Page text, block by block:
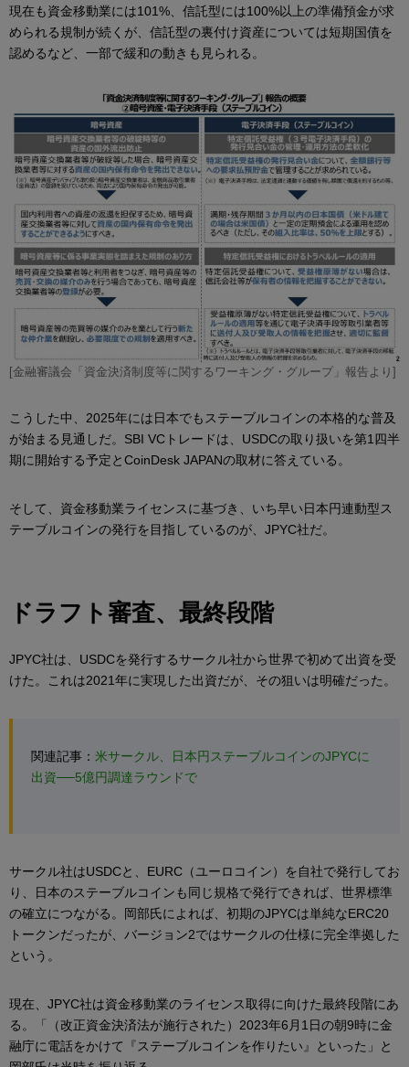
現在も資金移動業には101%、信託型には100%以上の準備預金が求
められる規制が続くが、信託型の裏付け資産については短期国債を
認めるなど、一部で緩和の動きも見られる。
[金融審議会「資金決済制度等に関するワーキング・グループ」報告より]
こうした中、2025年には日本でもステーブルコインの本格的な普及
が始まる見通しだ。SBI VCトレードは、USDCの取り扱いを第1四半
期に開始する予定とCoinDesk JAPANの取材に答えている。
そして、資金移動業ライセンスに基づき、いち早い日本円連動型ス
テーブルコインの発行を目指しているのが、JPYC社だ。
ドラフト審査、最終段階
JPYC社は、USDCを発行するサークル社から世界で初めて出資を受
けた。これは2021年に実現した出資だが、その狙いは明確だった。
関連記事： 米サークル、日本円ステーブルコインのJPYCに
出資──5億円調達ラウンドで
サークル社はUSDCと、EURC（ユーロコイン）を自社で発行してお
り、日本のステーブルコインも同じ規格で発行できれば、世界標準
の確立につながる。岡部氏によれば、初期のJPYCは単純なERC20
トークンだったが、バージョン2ではサークルの仕様に完全準拠した
という。
現在、JPYC社は資金移動業のライセンス取得に向けた最終段階にあ
る。「（改正資金決済法が施行された）2023年6月1日の朝9時に金
融庁に電話をかけて『ステーブルコインを作りたい』といった」と